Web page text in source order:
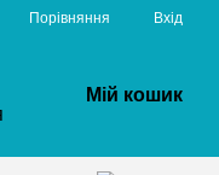
Порівняння Вхід
Мій кошик